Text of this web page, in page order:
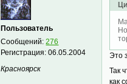
Пользователь
Сообщений:276
Регистрация:06.05.2004
Красноярск
Это
Так
как